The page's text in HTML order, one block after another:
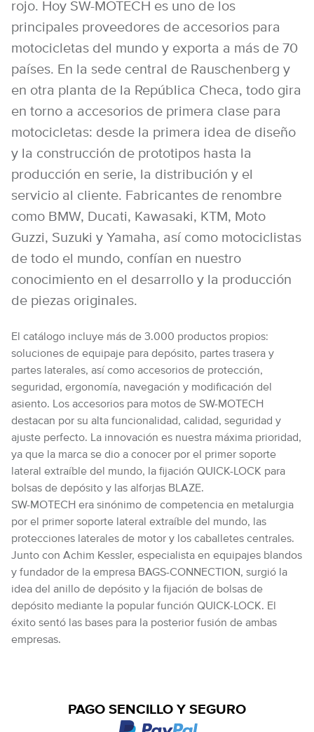
rojo. Hoy SW-MOTECH es uno de los
principales proveedores de accesorios para
motocicletas del mundo y exporta a más de 70
países. En la sede central de Rauschenberg y
en otra planta de la República Checa, todo gira
en torno a accesorios de primera clase para
motocicletas: desde la primera idea de diseño
y la construcción de prototipos hasta la
producción en serie, la distribución y el
servicio al cliente. Fabricantes de renombre
como BMW, Ducati, Kawasaki, KTM, Moto
Guzzi, Suzuki y Yamaha, así como motociclistas
de todo el mundo, confían en nuestro
conocimiento en el desarrollo y la producción
de piezas originales.
El catálogo incluye más de 3.000 productos propios:
soluciones de equipaje para depósito, partes trasera y
partes laterales, así como accesorios de protección,
seguridad, ergonomía, navegación y modificación del
asiento. Los accesorios para motos de SW-MOTECH
destacan por su alta funcionalidad, calidad, seguridad y
ajuste perfecto. La innovación es nuestra máxima prioridad,
ya que la marca se dio a conocer por el primer soporte
lateral extraíble del mundo, la fijación QUICK-LOCK para
bolsas de depósito y las alforjas BLAZE.
SW-MOTECH era sinónimo de competencia en metalurgia
por el primer soporte lateral extraíble del mundo, las
protecciones laterales de motor y los caballetes centrales.
Junto con Achim Kessler, especialista en equipajes blandos
y fundador de la empresa BAGS-CONNECTION, surgió la
idea del anillo de depósito y la fijación de bolsas de
depósito mediante la popular función QUICK-LOCK. El
éxito sentó las bases para la posterior fusión de ambas
empresas.
PAGO SENCILLO Y SEGURO